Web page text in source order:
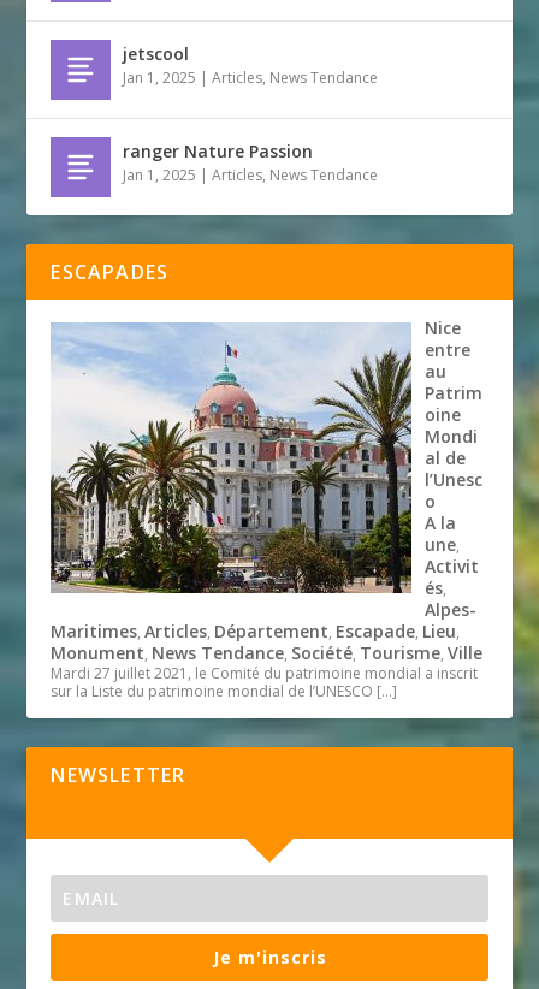
jetscool
Jan 1, 2025 |Articles, News Tendance
ranger Nature Passion
Jan 1, 2025 |Articles, News Tendance
ESCAPADES
Nice
entre
au
Patrim
oine
Mondi
al de
l’Unesc
o
A la
une,
Activit
és,
Alpes-
Maritimes,Articles, Département, Escapade, Lieu,
Monument, News Tendance, Société, Tourisme,Ville
Mardi 27 juillet 2021, le Comité du patrimoine mondial a inscrit
sur la Liste du patrimoine mondial de l’UNESCO […]
NEWSLETTER
Je m'inscris